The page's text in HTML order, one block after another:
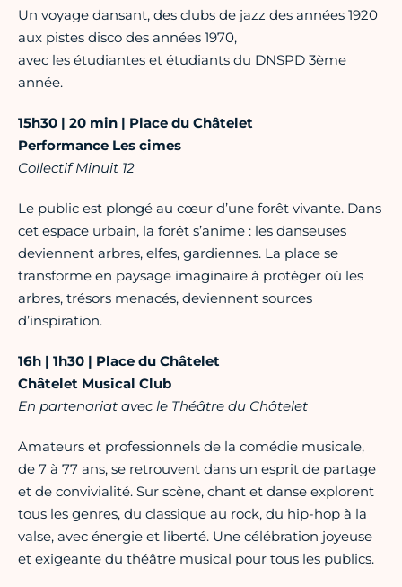
Un voyage dansant, des clubs de jazz des années 1920
aux pistes disco des années 1970,
avec les étudiantes et étudiants du DNSPD 3ème
année.
15h30 | 20 min | Place du Châtelet
Performance Les cimes
Collectif Minuit 12
Le public est plongé au cœur d’une forêt vivante. Dans
cet espace urbain, la forêt s’anime : les danseuses
deviennent arbres, elfes, gardiennes. La place se
transforme en paysage imaginaire à protéger où les
arbres, trésors menacés, deviennent sources
d’inspiration.
16h | 1h30 | Place du Châtelet
Châtelet Musical Club
En partenariat avec le Théâtre du Châtelet
Amateurs et professionnels de la comédie musicale,
de 7 à 77 ans, se retrouvent dans un esprit de partage
et de convivialité. Sur scène, chant et danse explorent
tous les genres, du classique au rock, du hip-hop à la
valse, avec énergie et liberté. Une célébration joyeuse
et exigeante du théâtre musical pour tous les publics.